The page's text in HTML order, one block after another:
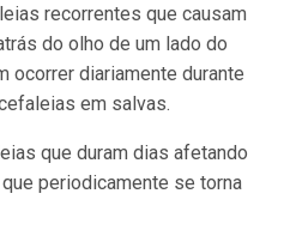
recorrentes que causam
do olho de um lado do
ocorrer diariamente durante
em salvas.
que duram dias afetando
periodicamente se torna